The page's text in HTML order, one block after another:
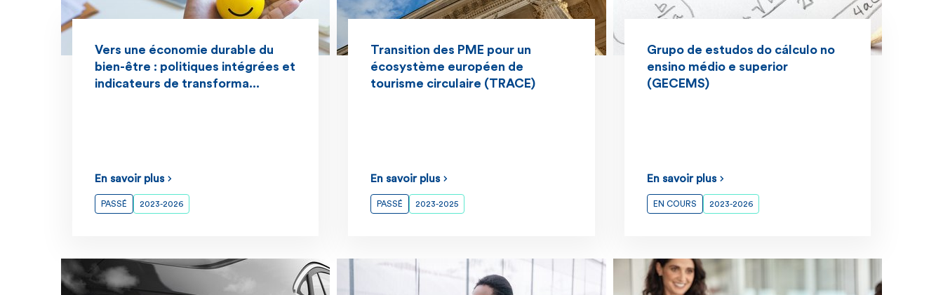
Vers une économie durable du
bien-être : politiques intégrées et
indicateurs de transforma...
En savoir plus
PASSÉ 2023-2026
Transition des PME pour un
écosystème européen de
tourisme circulaire (TRACE)
En savoir plus
PASSÉ 2023-2025
Grupo de estudos do cálculo no
ensino médio e superior
(GECEMS)
En savoir plus
EN COURS 2023-2026